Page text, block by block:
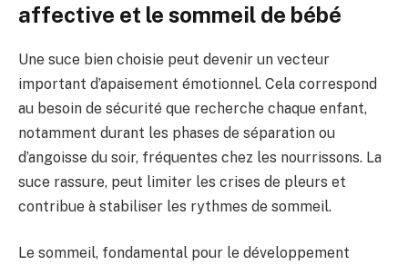
affective et le sommeil de bébé
Une suce bien choisie peut devenir un vecteur
important d’apaisement émotionnel. Cela correspond
au besoin de sécurité que recherche chaque enfant,
notamment durant les phases de séparation ou
d’angoisse du soir, fréquentes chez les nourrissons. La
suce rassure, peut limiter les crises de pleurs et
contribue à stabiliser les rythmes de sommeil.
Le sommeil, fondamental pour le développement